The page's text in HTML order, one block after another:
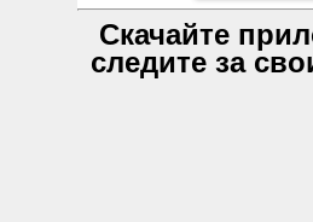
Скачайте
следите за